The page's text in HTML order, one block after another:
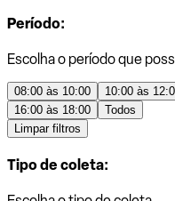
Período:
Escolha o período que
08:00 às 10:00 10:00 às
16:00 às 18:00
Todos
Limpar filtros
Tipo de coleta: